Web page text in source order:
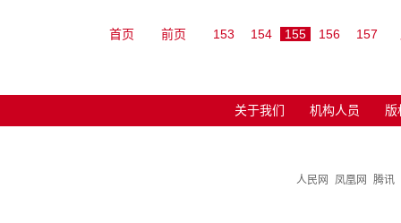
首页 前页 153 154 155 156 157
关于我们 机构人员 版
人民网 凤凰网 腾讯